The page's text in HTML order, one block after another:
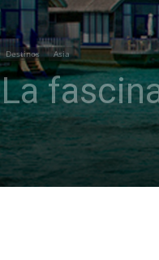
Destinos Asia
La